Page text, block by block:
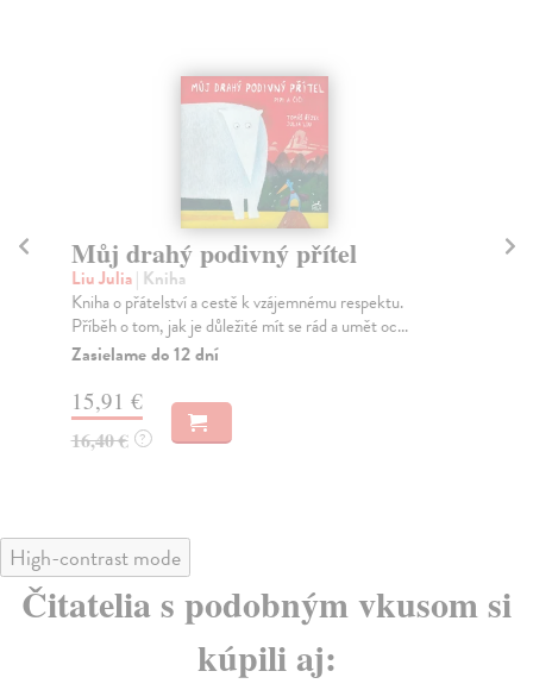
Můj drahý podivný přítel
Liu Julia| Kniha
Kniha o přátelství a cestě k vzájemnému respektu.
Příběh o tom, jak je důležité mít se rád a umět oc...
Zasielame do 12 dní
15,91 €
16,40 € ?
High-contrast mode
Čitatelia s podobným vkusom si
kúpili aj: